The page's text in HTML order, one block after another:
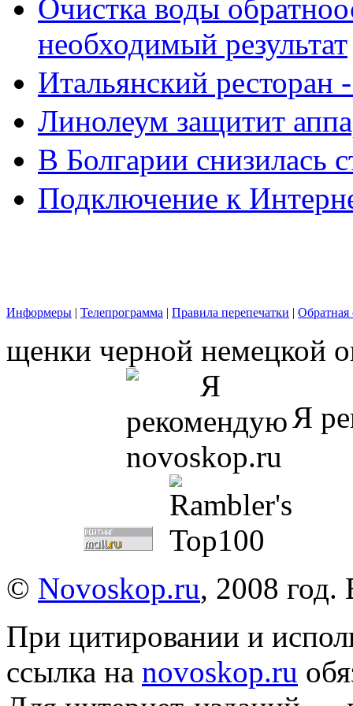
Очистка воды
необходимый результат
Итальянский
Линолеум защитит
В Болгарии снизилась
Подключение к
Информеры | Телепрограмма | Правила перепечатки | Обратная
щенки черной немецкой
Я
© Novoskop.ru, 2008
При цитировании и
ссылка на novoskop.ru